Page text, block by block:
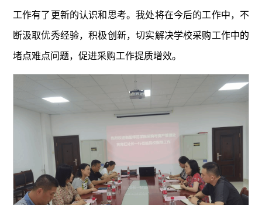
工作有了更新的认识和思考。我处将在今后的工作中，不
断汲取优秀经验，积极创新，切实解决学校采购工作中的
堵点难点问题，促进采购工作提质增效。